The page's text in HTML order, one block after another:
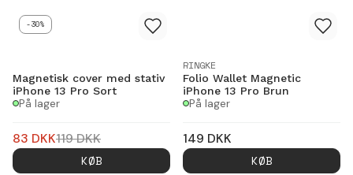
-30%
Magnetisk cover med stativ
iPhone 13 Pro Sort
På lager
83 DKK119DKK
KØB
RINGKE
Folio Wallet Magnetic
iPhone 13 Pro Brun
På lager
149 DKK
KØB